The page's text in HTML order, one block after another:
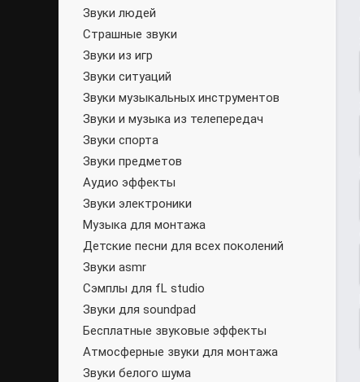
Звуки людей
Страшные звуки
Звуки из игр
Звуки ситуаций
Звуки музыкальных инструментов
Звуки и музыка из телепередач
Звуки спорта
Звуки предметов
Аудио эффекты
Звуки электроники
Музыка для монтажа
Детские песни для всех поколений
Звуки asmr
Сэмплы для fL studio
Звуки для soundpad
Бесплатные звуковые эффекты
Атмосферные звуки для монтажа
Звуки белого шума